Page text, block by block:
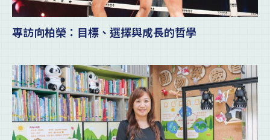
專訪向柏榮：目標、選擇與成長的哲學